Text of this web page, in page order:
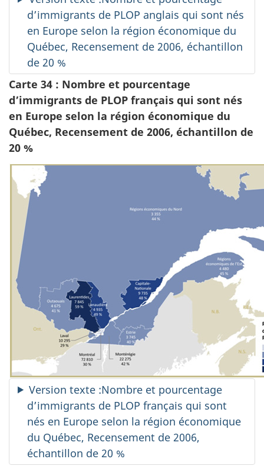
d’immigrants de PLOP anglais qui sont nés
en Europe selon la région économique du
Québec, Recensement de 2006, échantillon
de 20 %
Carte 34 : Nombre et pourcentage
d’immigrants de PLOP français qui sont nés
en Europe selon la région économique du
Québec, Recensement de 2006, échantillon de
20 %
Version texte :Nombre et pourcentage
d’immigrants de PLOP français qui sont
nés en Europe selon la région économique
du Québec, Recensement de 2006,
échantillon de 20 %